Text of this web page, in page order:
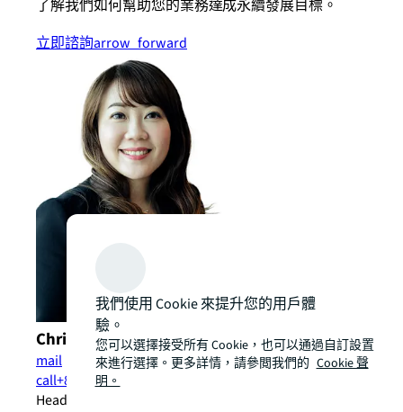
了解我們如何幫助您的業務達成永續發展目標。
立即諮詢arrow_forward
Christina Yu
mail
call+886 2 8758 9830
Head of Leasing Advisory, Taiwan
我們使用 Cookie 來提升您的用戶體
驗。
您可以選擇接受所有 Cookie，也可以通過自訂設置
來進行選擇。更多詳情，請參閲我們的 Cookie 聲
明。